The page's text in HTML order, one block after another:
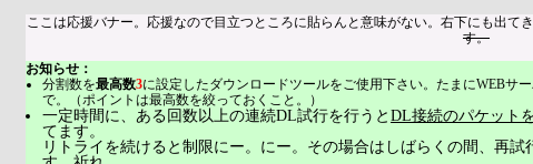
ここは応援バナー。応援なので目立つところに貼らんと意味がない。右下にも出て
す。
お知らせ：
分割数を最高数3に設定したダウンロードツールをご使用下さい。たまにWEBサ
で。（ポイントは最高数を絞っておくこと。）
一定時間に、ある回数以上の連続DL試行を行うとDL接続のパケット
てます。
リトライを続けると制限にー。にー。その場合はしばらくの間、再試